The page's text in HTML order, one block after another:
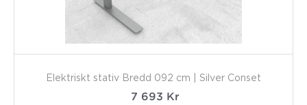
Elektriskt stativ Bredd 092 cm | Silver Conset
7 693 Kr